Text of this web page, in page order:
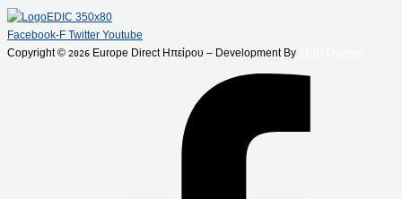
Facebook-F Twitter Youtube
Copyright © 2026 Europe Direct Ηπείρου – Development By